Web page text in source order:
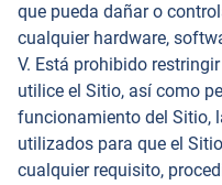
que pueda dañar o
cualquier hardware,
V. Está prohibido
utilice el Sitio, así como
funcionamiento del Sitio,
utilizados para que el
cualquier requisito,